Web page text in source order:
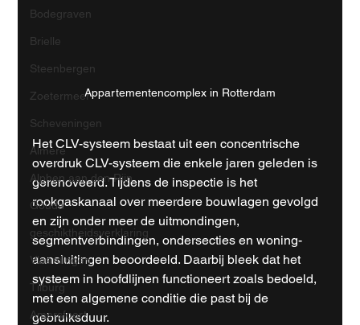
Bodegraven
Brielle
Steenbergen
Zoetermeer
Scheveningen
Almere
Alphen aan den Rijn
Gouda
geschiktheidsverklaring
Vlaardingen
Tilburg
Amersfoort
Appartementencomplex in Rotterdam
Het CLV-systeem bestaat uit een concentrische
overdruk CLV-systeem die enkele jaren geleden is
gerenoveerd. Tijdens de inspectie is het
rookgaskanaal over meerdere bouwlagen gevolgd
en zijn onder meer de uitmondingen,
segmentverbindingen, ondersecties en woning­
aansluitingen beoordeeld. Daarbij bleek dat het
systeem in hoofdlijnen functioneert zoals bedoeld,
met een algemene conditie die past bij de
gebruiksduur.